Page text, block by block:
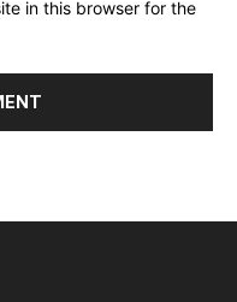
in this browser for the